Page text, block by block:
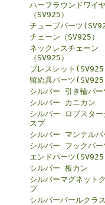
ハーフラウンドワイ
（SV925）
チューブパーツ
チェーン（SV925）
ネックレスチェーン
（SV925）
ブレスレット
留め具パーツ
シルバー 引き輪パー
シルバー カニカン
シルバー ロブスター
スプ
シルバー マンテルパ
シルバー フックパー
エンドパーツ
シルバー 板カン
シルバーマグネット
プ
シルバーパールクラ